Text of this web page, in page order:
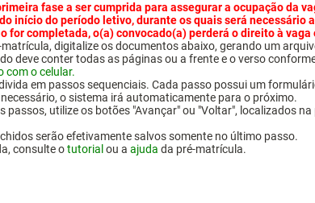
fase a ser cumprida para assegurar a ocupação da
início do período letivo, durante os quais será necessário
for completada, o(a) convocado(a) perderá o direito à
digitalize os documentos abaixo, gerando um
deve conter todas as páginas ou a frente e o verso
com o celular.
em passos sequenciais. Cada passo possui um
o sistema irá automaticamente para o próximo.
passos, utilize os botões "Avançar" ou "Voltar", localizados
serão efetivamente salvos somente no último passo.
consulte otutorial ou a ajuda da pré-matrícula.